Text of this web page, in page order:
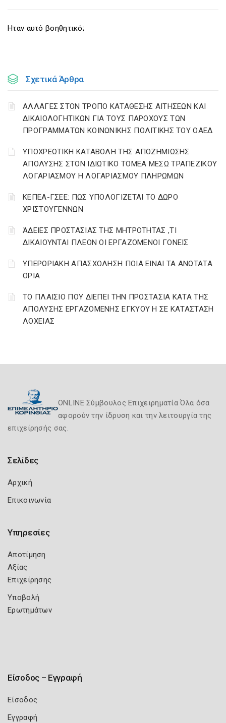
Ηταν αυτό βοηθητικό;
Σχετικά Άρθρα
ΑΛΛΑΓΕΣ ΣΤΟΝ ΤΡΟΠΟ ΚΑΤΑΘΕΣΗΣ ΑΙΤΗΣΕΩΝ ΚΑΙ
ΔΙΚΑΙΟΛΟΓΗΤΙΚΩΝ ΓΙΑ ΤΟΥΣ ΠΑΡΟΧΟΥΣ ΤΩΝ
ΠΡΟΓΡΑΜΜΑΤΩΝ ΚΟΙΝΩΝΙΚΗΣ ΠΟΛΙΤΙΚΗΣ ΤΟΥ ΟΑΕΔ
YΠΟΧΡΕΩΤΙΚΗ ΚΑΤΑΒΟΛΗ ΤΗΣ ΑΠΟΖΗΜΙΩΣΗΣ
ΑΠΟΛΥΣΗΣ ΣΤΟΝ ΙΔΙΩΤΙΚΟ ΤΟΜΕΑ ΜΕΣΩ ΤΡΑΠΕΖΙΚΟΥ
ΛΟΓΑΡΙΑΣΜΟΥ Η ΛΟΓΑΡΙΑΣΜΟΥ ΠΛΗΡΩΜΩΝ
ΚΕΠΕΑ-ΓΣΕΕ: ΠΩΣ ΥΠΟΛΟΓΙΖΕΤΑΙ ΤΟ ΔΩΡΟ
ΧΡΙΣΤΟΥΓΕΝΝΩΝ
ΆΔΕΙΕΣ ΠΡΟΣΤΑΣΙΑΣ ΤΗΣ ΜΗΤΡΟΤΗΤΑΣ ,ΤΙ
ΔΙΚΑΙΟΥΝΤΑΙ ΠΛΕΟΝ ΟΙ ΕΡΓΑΖΟΜΕΝΟΙ ΓΟΝΕΙΣ
ΥΠΕΡΩΡΙΑΚΗ ΑΠΑΣΧΟΛΗΣΗ ΠΟΙΑ ΕΙΝΑΙ ΤΑ ΑΝΩΤΑΤΑ
ΟΡΙΑ
ΤΟ ΠΛΑΙΣΙΟ ΠΟΥ ΔΙΕΠΕΙ ΤΗΝ ΠΡΟΣΤΑΣΙΑ ΚΑΤΑ ΤΗΣ
ΑΠΟΛΥΣΗΣ ΕΡΓΑΖΟΜΕΝΗΣ ΕΓΚΥΟΥ Η ΣΕ ΚΑΤΑΣΤΑΣΗ
ΛΟΧΕΙΑΣ
ONLINE Σύμβουλος Επιχειρηματία Όλα όσα
αφορούν την ίδρυση και την λειτουργία της
επιχείρησής σας.
Σελίδες
Αρχική
Επικοινωνία
Υπηρεσίες
Αποτίμηση
Αξίας
Επιχείρησης
Υποβολή
Ερωτημάτων
Είσοδος – Εγγραφή
Είσοδος
Εγγραφή